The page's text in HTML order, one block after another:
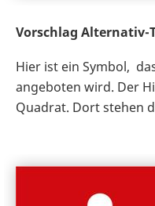
Vorschlag Alternativ-
Hier ist ein Symbol,
angeboten wird. Der
Quadrat. Dort stehen